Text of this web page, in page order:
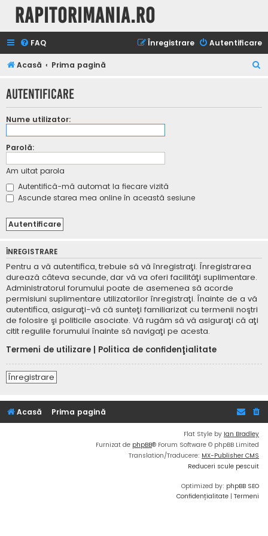
Rapitorimania.ro
FAQ Autentificare
Înregistrare
Acasă Prima pagină
t
Autentificare
Nume utilizator:
Parolă:
Am uitat parola
Autentifică-mă automat la fiecare vizită
Ascunde starea mea online în această sesiune
ÎNREGISTRARE
Pentru a vă autentifica, trebuie să vă înregistraţi. Înregistrarea
durează câteva secunde, dar vă va oferi facilităţi suplimentare.
Administratorul forumului poate de asemenea să acorde
permisiuni suplimentare utilizatorilor înregistraţi. Înainte de a vă
autentifica, asiguraţi-vă că sunteţi familiarizat cu termenii noştri
de folosire şi politicile asociate. Vă rugăm să vă asiguraţi că aţi
citit regulile forumului înainte să navigaţi pe acesta.
Termeni de utilizare
Politica de confidenţialitate
Înregistrare
Acasă Prima pagină
Flat Style by Ian Bradley
Furnizat de phpBB® Forum Software © phpBB Limited
Translation/Traducere: MX-Publisher CMS
Reduceri scule pescuit
Optimized by: phpBB SEO
Confidențialitate | Termeni